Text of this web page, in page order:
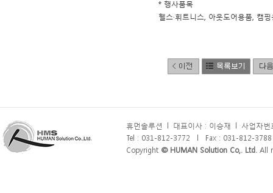
* 행사품목
헬스·휘트니스, 아웃도어용품, 캠
휴먼솔루션 대표이사 : 이승재
사업자
Tel : 031-812-3772
Fax : 031-812-3788
Copyright © HUMAN Solution Co,. Ltd. All